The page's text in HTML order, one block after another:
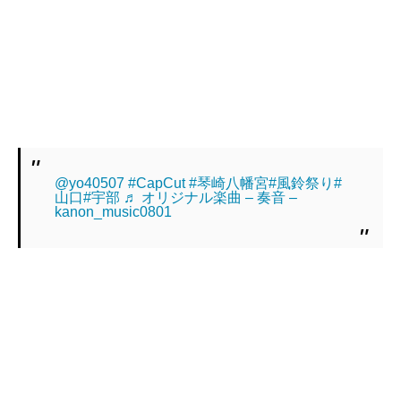
@yo40507 #CapCut #琴崎八幡宮#風鈴祭り#
山口#宇部 ♬ オリジナル楽曲 – 奏音 –
kanon_music0801